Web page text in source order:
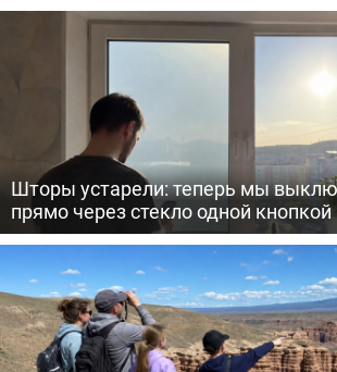
Шторы устарели: теперь мы
прямо через стекло одной кнопкой